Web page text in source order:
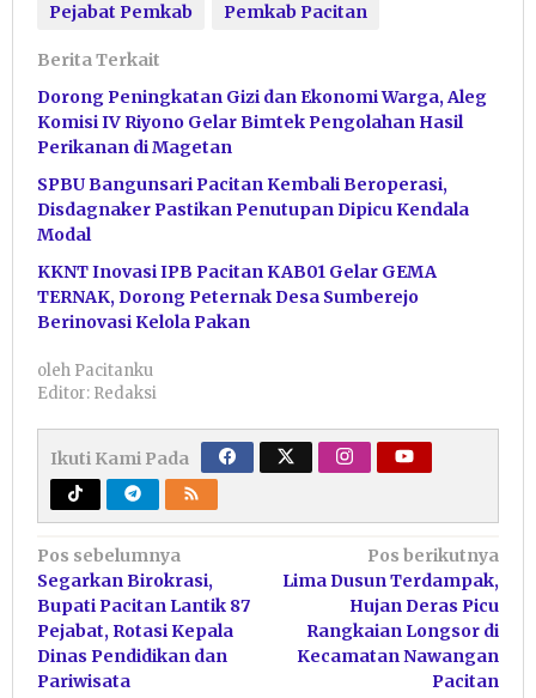
Pejabat Pemkab
Pemkab Pacitan
Berita Terkait
Dorong Peningkatan Gizi dan Ekonomi Warga, Aleg
Komisi IV Riyono Gelar Bimtek Pengolahan Hasil
Perikanan di Magetan
SPBU Bangunsari Pacitan Kembali Beroperasi,
Disdagnaker Pastikan Penutupan Dipicu Kendala
Modal
KKNT Inovasi IPB Pacitan KAB01 Gelar GEMA
TERNAK, Dorong Peternak Desa Sumberejo
Berinovasi Kelola Pakan
oleh Pacitanku
Editor: Redaksi
Ikuti Kami Pada
Navigasi
pos
Pos sebelumnya
Segarkan Birokrasi,
Bupati Pacitan Lantik 87
Pejabat, Rotasi Kepala
Dinas Pendidikan dan
Pariwisata
Pos berikutnya
Lima Dusun Terdampak,
Hujan Deras Picu
Rangkaian Longsor di
Kecamatan Nawangan
Pacitan